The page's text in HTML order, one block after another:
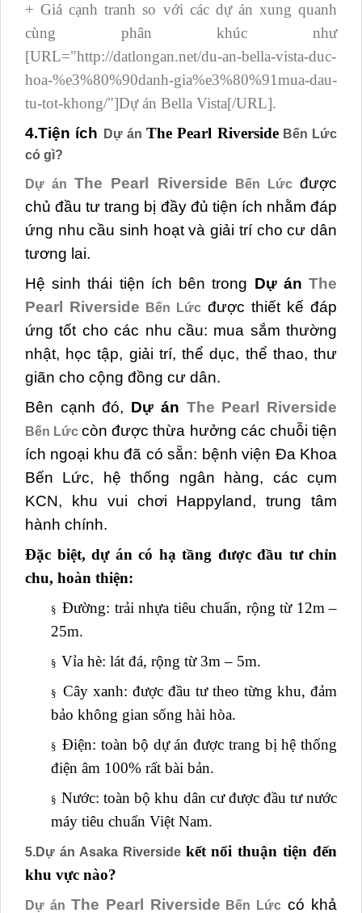
+ Giá cạnh tranh so với các dự án xung quanh
cùng phân khúc như
[URL="http://datlongan.net/du-an-bella-vista-duc-
hoa-%e3%80%90danh-gia%e3%80%91mua-dau-
tu-tot-khong/"]Dự án Bella Vista[/URL].
4.Tiện ích
Dự án The Pearl Riverside Bến Lức
có gì?
Dự ánThe Pearl Riverside Bến Lức được
chủ đầu tư trang bị đầy đủ tiện ích nhằm đáp
ứng nhu cầu sinh hoạt và giải trí cho cư dân
tương lai.
Hệ sinh thái tiện ích bên trong Dự ánThe
Pearl Riverside Bến Lức được thiết kế đáp
ứng tốt cho các nhu cầu: mua sắm thường
nhật, học tập, giải trí, thể dục, thể thao, thư
giãn cho cộng đồng cư dân.
Bên cạnh đó, Dự án The Pearl Riverside
Bến Lức còn được thừa hưởng các chuỗi tiện
ích ngoại khu đã có sẵn: bệnh viện Đa Khoa
Bến Lức, hệ thống ngân hàng, các cụm
KCN, khu vui chơi Happyland, trung tâm
hành chính.
Đặc biệt, dự án có hạ tầng được đầu tư chỉn
chu, hoàn thiện:
§ Đường: trải nhựa tiêu chuẩn, rộng từ 12m –
25m.
§ Vỉa hè: lát đá, rộng từ 3m – 5m.
§ Cây xanh: được đầu tư theo từng khu, đảm
bảo không gian sống hài hòa.
§Điện: toàn bộ dự án được trang bị hệ thống
điện âm 100% rất bài bản.
§Nước: toàn bộ khu dân cư được đầu tư nước
máy tiêu chuẩn Việt Nam.
5.Dự án Asaka Riverside kết nối thuận tiện đến
khu vực nào?
Dự án The Pearl Riverside Bến Lức có khả